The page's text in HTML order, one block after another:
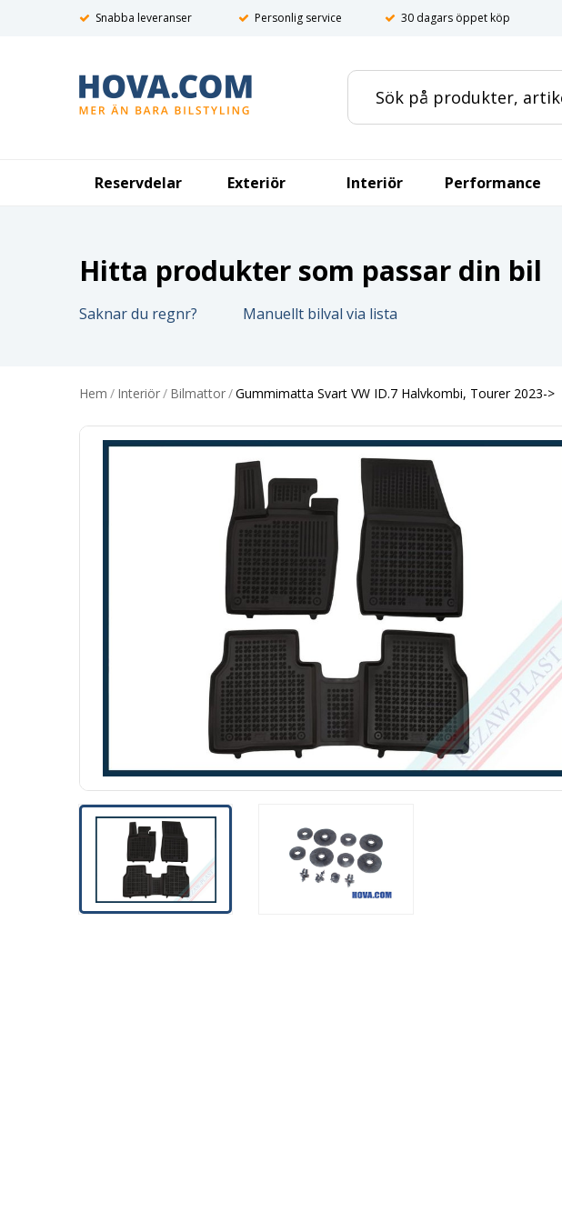
Snabba leveranser Personlig service 30 dagars öppet köp
Reservdelar Exteriör Interiör Performance
Hitta produkter som passar din bil
Saknar du regnr? Manuellt bilval via lista
Hem / Interiör/ Bilmattor/Gummimatta Svart VW ID.7 Halvkombi, Tourer 2023->